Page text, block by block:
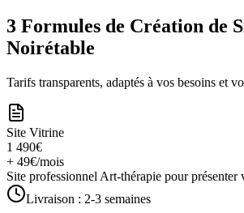
3 Formules de Création de
Noirétable
Tarifs transparents, adaptés à vos besoins et
Site Vitrine
1 490€
+ 49€/mois
Site professionnel Art-thérapie pour présenter
Livraison : 2-3 semaines